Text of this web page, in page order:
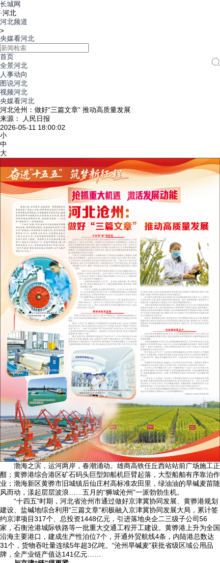
长城网
·河北
河北频道
>
央媒看河北
首页
全景河北
人事动向
图说河北
视频河北
央媒看河北
河北沧州：做好“三篇文章” 推动高质量发展
来源： 人民日报
2026-05-11 18:00:02
小
中
大
渤海之滨，运河两岸，春潮涌动。雄商高铁任丘西站站前广场施工正
酣；黄骅港综合港区矿石码头巨型卸船机巨臂起落，大型船舶有序靠泊作
业；渤海新区黄骅市旧城镇后仙庄村高标准农田里，绿油油的旱碱麦苗随
风而动，漾起层层波浪……五月的“狮城沧州”一派勃勃生机。
“十四五”时期，河北省沧州市通过做好京津冀协同发展、黄骅港规划
建设、盐碱地综合利用“三篇文章”积极融入京津冀协同发展大局，累计签
约京津项目317个、总投资1448亿元，引进落地央企二三级子公司56
家，石衡沧港城际铁路等一批重大交通工程开工建设。黄骅港上升为全国
沿海主要港口，建成生产性泊位7个，开通外贸航线4条，内陆港总数达
31个，货物吞吐量连续5年超3亿吨。“沧州旱碱麦”获批省级区域公用品
牌，全产业链产值达141亿元……